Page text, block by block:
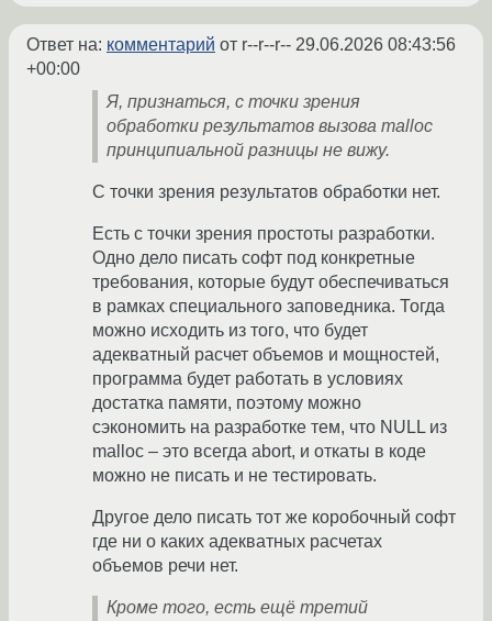
Ответ на: комментарий от r--r--r-- 29.06.2026 08:43:56
+00:00
Я, признаться, с точки зрения
обработки результатов вызова malloc
принципиальной разницы не вижу.
С точки зрения результатов обработки нет.
Есть с точки зрения простоты разработки.
Одно дело писать софт под конкретные
требования, которые будут обеспечиваться
в рамках специального заповедника. Тогда
можно исходить из того, что будет
адекватный расчет объемов и мощностей,
программа будет работать в условиях
достатка памяти, поэтому можно
сэкономить на разработке тем, что NULL из
malloc – это всегда abort, и откаты в коде
можно не писать и не тестировать.
Другое дело писать тот же коробочный софт
где ни о каких адекватных расчетах
объемов речи нет.
Кроме того, есть ещё третий